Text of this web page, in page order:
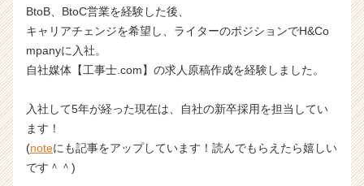
BtoB、BtoC営業を経験した後、
キャリアチェンジを希望し、ライターのポジションでH&Co
mpanyに入社。
自社媒体【工事士.com】の求人原稿作成を経験しました。
入社して5年が経った現在は、自社の新卒採用を担当してい
ます！
(noteにも記事をアップしています！読んでもらえたら嬉しい
です＾＾)